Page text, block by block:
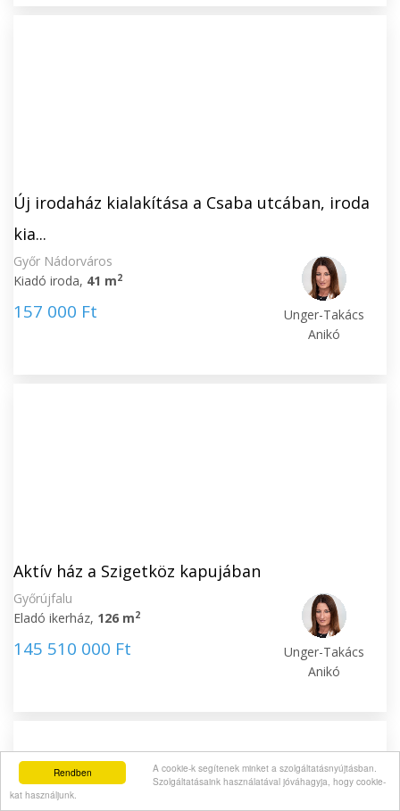
Rendben
A cookie-k segítenek minket a szolgáltatásnyújtásban.
Szolgáltatásaink használatával jóváhagyja, hogy cookie-
kat használjunk.
Új irodaház kialakítása a Csaba utcában, iroda
kia...
Győr Nádorváros
Kiadó iroda, 41 m2
157 000 Ft
Unger-Takács
Anikó
Aktív ház a Szigetköz kapujában
Győrújfalu
Eladó ikerház, 126 m2
145 510 000 Ft
Unger-Takács
Anikó